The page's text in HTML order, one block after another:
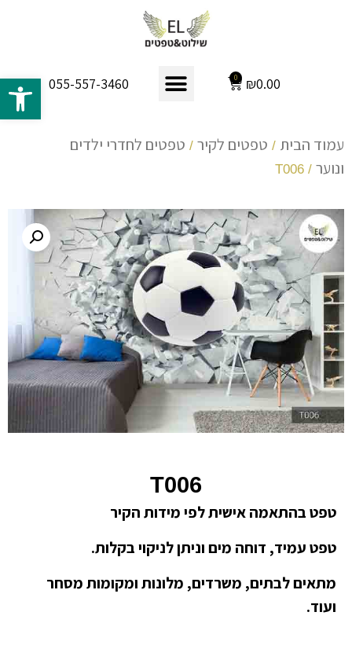
₪0.00
0
055-557-3460
עמוד הבית / טפטים לקיר / טפטים לחדרי ילדים
ונוער / T006
T006
טפט בהתאמה אישית לפי מידות הקיר
טפט עמיד, דוחה מים וניתן לניקוי בקלות.
מתאים לבתים, משרדים, מלונות ומקומות מסחר
ועוד.